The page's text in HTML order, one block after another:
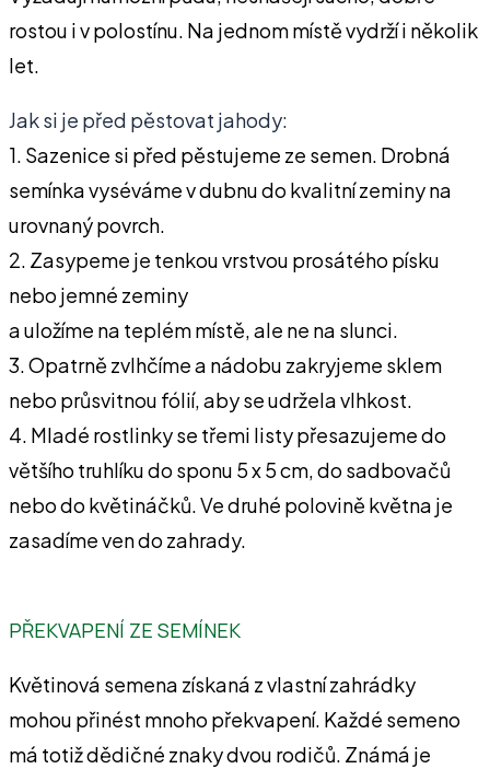
rostou i v polostínu. Na jednom místě vydrží i několik
let.
Jak si je před pěstovat jahody:
1. Sazenice si před pěstujeme ze semen. Drobná
semínka vyséváme v dubnu do kvalitní zeminy na
urovnaný povrch.
2. Zasypeme je tenkou vrstvou prosátého písku
nebo jemné zeminy
a uložíme na teplém místě, ale ne na slunci.
3. Opatrně zvlhčíme a nádobu zakryjeme sklem
nebo průsvitnou fólií, aby se udržela vlhkost.
4. Mladé rostlinky se třemi listy přesazujeme do
většího truhlíku do sponu 5 x 5 cm, do sadbovačů
nebo do květináčků. Ve druhé polovině května je
zasadíme ven do zahrady.
PŘEKVAPENÍ ZE SEMÍNEK
Květinová semena získaná z vlastní zahrádky
mohou přinést mnoho překvapení. Každé semeno
má totiž dědičné znaky dvou rodičů. Známá je